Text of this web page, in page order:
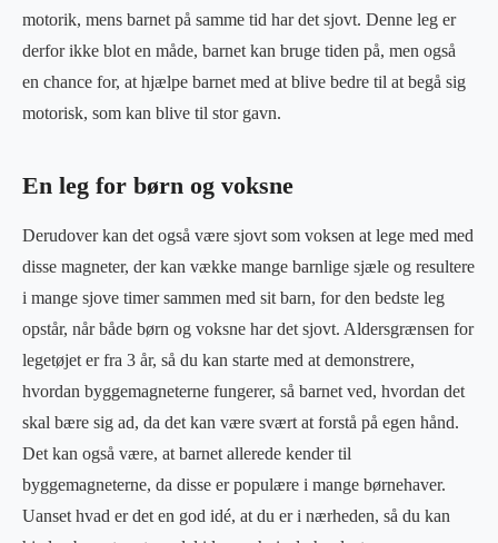
motorik, mens barnet på samme tid har det sjovt. Denne leg er
derfor ikke blot en måde, barnet kan bruge tiden på, men også
en chance for, at hjælpe barnet med at blive bedre til at begå sig
motorisk, som kan blive til stor gavn.
En leg for børn og voksne
Derudover kan det også være sjovt som voksen at lege med med
disse magneter, der kan vække mange barnlige sjæle og resultere
i mange sjove timer sammen med sit barn, for den bedste leg
opstår, når både børn og voksne har det sjovt. Aldersgrænsen for
legetøjet er fra 3 år, så du kan starte med at demonstrere,
hvordan byggemagneterne fungerer, så barnet ved, hvordan det
skal bære sig ad, da det kan være svært at forstå på egen hånd.
Det kan også være, at barnet allerede kender til
byggemagneterne, da disse er populære i mange børnehaver.
Uanset hvad er det en god idé, at du er i nærheden, så du kan